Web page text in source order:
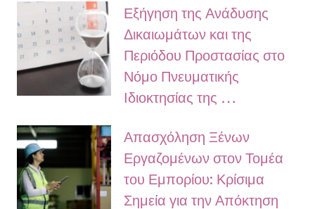
Εξήγηση της Ανάδυσης
Δικαιωμάτων και της
Περιόδου Προστασίας στο
Νόμο Πνευματικής
Ιδιοκτησίας της …
Απασχόληση Ξένων
Εργαζομένων στον Τομέα
του Εμπορίου: Κρίσιμα
Σημεία για την Απόκτηση